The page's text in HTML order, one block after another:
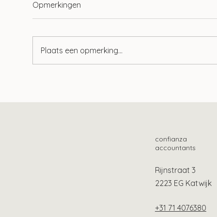
corona’
Opmerkingen
Plaats een opmerking...
confianza
accountants
Rijnstraat 3
2223 EG Katwijk
+31 71 4076380